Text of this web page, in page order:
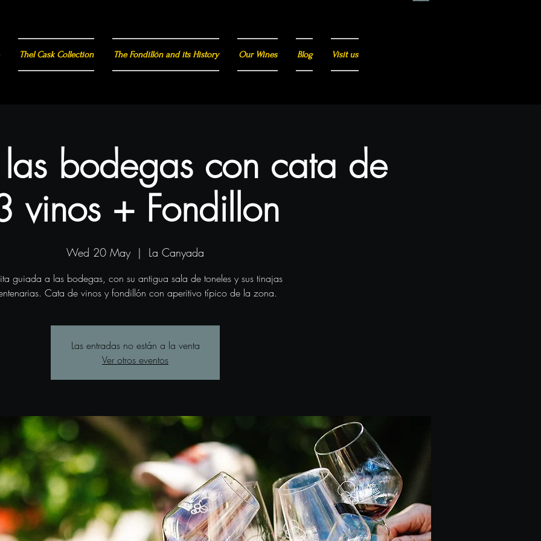
bodegas con cata de
vinos + Fondillon
Wed 20 May
  |
La Canyada
guiada a las bodegas, con su antigua sala de toneles y sus tinajas
Cata de vinos y fondillón con aperitivo típico de la zona.
Las entradas no están a la venta
Ver otros eventos
Thel Cask Collection The Fondillón and its History Our Wines Blog Visit us